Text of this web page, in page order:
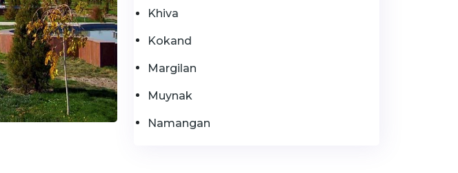
Khiva
Kokand
Margilan
Muynak
Namangan